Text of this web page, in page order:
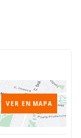
VER EN MAPA